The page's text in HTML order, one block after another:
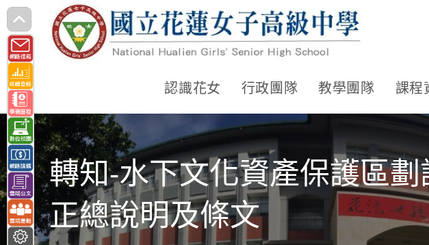
跳
轉
至
主
要
內
容
認識花女 行政團隊 教學團隊 課程
轉知-水下文化資產保護區
正總說明及條文